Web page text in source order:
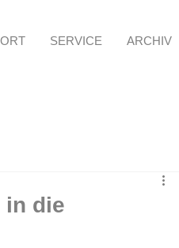
SERVICE ARCHIV
in die